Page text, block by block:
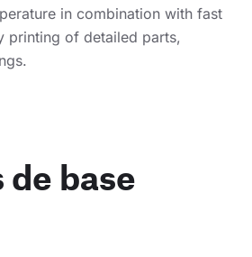
in combination with fast
printing of detailed parts,
base